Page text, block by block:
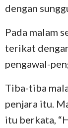
Pengkhotbah
Yesaya
Yoel
Obaja
dengan
Pada malam
terikat
pengawal-
Tiba-tiba
penjara itu.
itu berkata,